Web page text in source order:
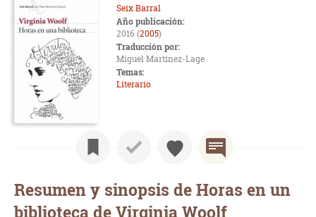
Seix Barral
Año publicación:
2016 (2005)
Traducción por:
Miguel Martínez-Lage
Temas:
Literario
Resumen y sinopsis de Horas en un
biblioteca de Virginia Woolf